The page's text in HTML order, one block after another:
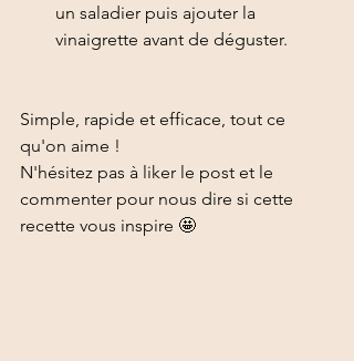
un saladier puis ajouter la
vinaigrette avant de déguster.
Simple, rapide et efficace, tout ce
qu'on aime !
N'hésitez pas à liker le post et le
commenter pour nous dire si cette
recette vous inspire 🤩